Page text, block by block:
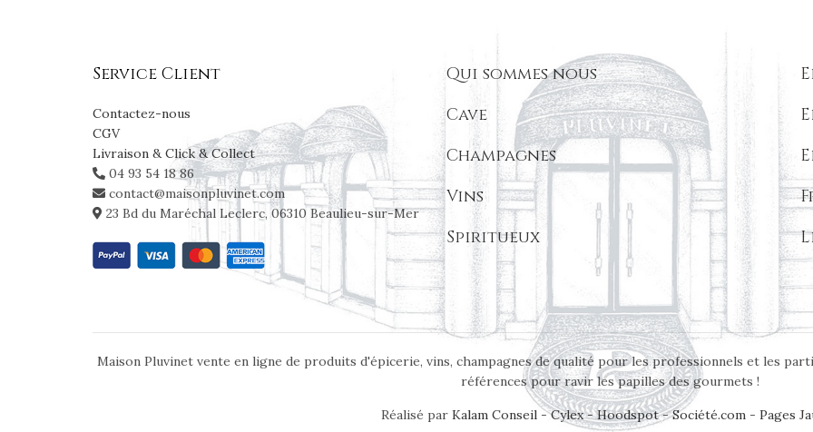
Service Client
Contactez-nous
CGV
Livraison & Click & Collect
04 93 54 18 86
contact@maisonpluvinet.com
23 Bd du Maréchal Leclerc, 06310 Beaulieu-sur-Mer
Qui sommes nous
Cave
Champagnes
Vins
Spiritueux
Maison Pluvinet vente en ligne de produits d'épicerie, vins, champagnes de qualité pour les professionnels et les
références pour ravir les papilles des gourmets !
Réalisé par Kalam Conseil -Cylex-Hoodspot-Société.com- Pages